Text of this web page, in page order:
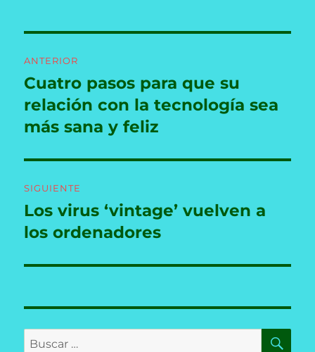
de
entradas
ANTERIOR
Entrada
anterior:
Cuatro pasos para que su
relación con la tecnología sea
más sana y feliz
SIGUIENTE
Entrada
siguiente:
Los virus ‘vintage’ vuelven a
los ordenadores
Buscar